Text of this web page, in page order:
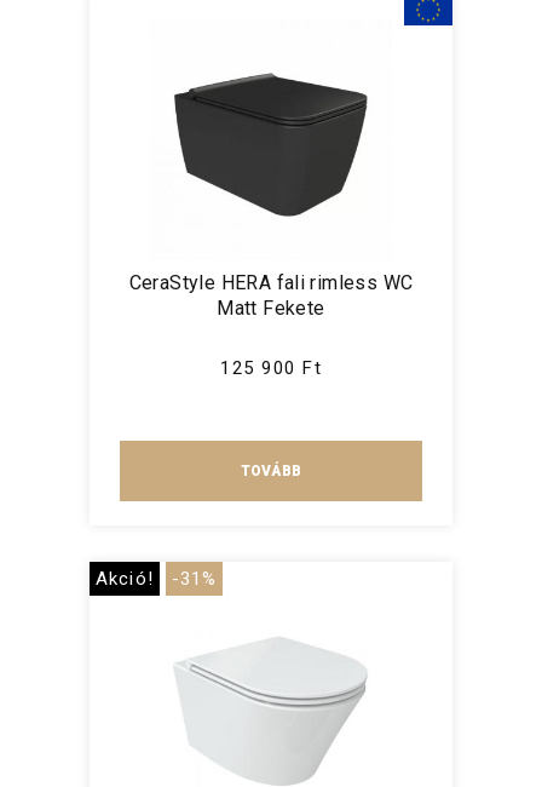
CeraStyle HERA fali rimless WC
Matt Fekete
125 900 Ft
TOVÁBB
Akció! -31%